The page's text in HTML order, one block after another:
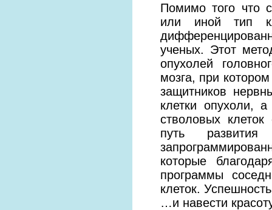
Помимо того что
или иной тип
ученых. Этот
опухолей
мозга, при
защитников
клетки опухоли,
стволовых
путь
которые
программы
клеток.
…и навести